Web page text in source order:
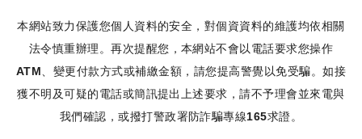
本網站致力保護您個人資料的安全，對個資資料的維護均依相關
法令慎重辦理。再次提醒您，本網站不會以電話要求您操作
ATM、變更付款方式或補繳金額，請您提高警覺以免受騙。如接
獲不明及可疑的電話或簡訊提出上述要求，請不予理會並來電與
我們確認，或撥打警政署防詐騙專線165求證。